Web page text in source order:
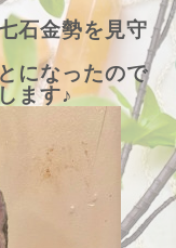
石金勢を見守
になったので
ます♪